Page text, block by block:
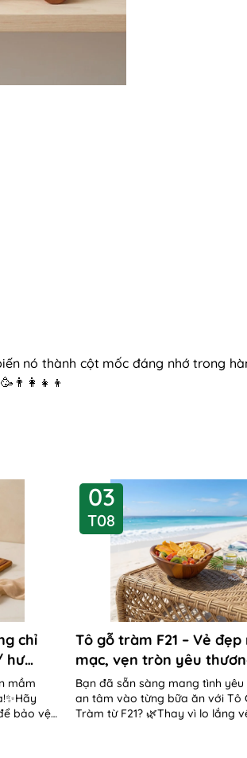
nó thành cột mốc đáng nhớ trong
chỉ
hư
mầm
bảo vệ
03
T08
Tô gỗ tràm F21 – Vẻ đẹp
mạc, vẹn tròn yêu
Bạn đã sẵn sàng mang tình yêu
an tâm vào từng bữa ăn với Tô
Tràm từ F21? 🌿Thay vì lo lắng